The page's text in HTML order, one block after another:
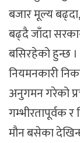
बजार मूल्य
बढ्दै जाँदा
बसिरहेको हुन्छ
नियमनकारी
अनुगमन गरेको
गम्भीरतापूर्वक
मौन बसेका